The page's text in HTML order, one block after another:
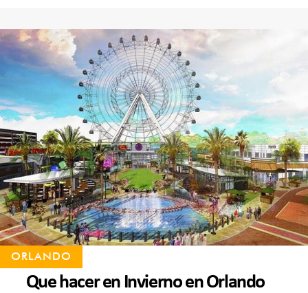
ORLANDO
Que hacer en Invierno en Orlando